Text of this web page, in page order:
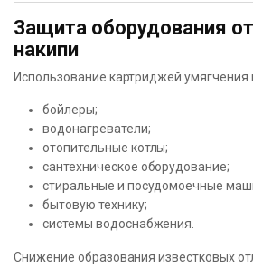
Защита оборудования
накипи
Использование картриджей умягчения
бойлеры;
водонагреватели;
отопительные котлы;
сантехническое оборудование;
стиральные и посудомоечные
бытовую технику;
системы водоснабжения.
Снижение образования известковых